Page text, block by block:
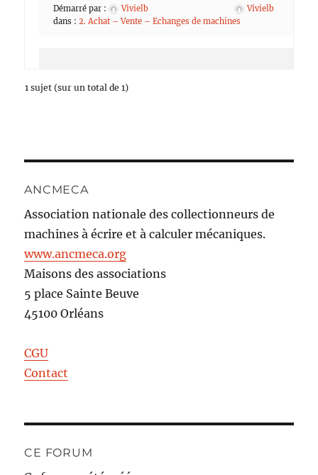
Démarré par :
Vivielb
dans :2. Achat – Vente – Echanges de machines
Vivielb
1 sujet (sur un total de 1)
ANCMECA
Association nationale des collectionneurs de
machines à écrire et à calculer mécaniques.
www.ancmeca.org
Maisons des associations
5 place Sainte Beuve
45100 Orléans
CGU
Contact
CE FORUM